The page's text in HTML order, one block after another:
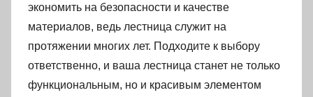
экономить на безопасности и качестве
материалов, ведь лестница служит на
протяжении многих лет. Подходите к выбору
ответственно, и ваша лестница станет не только
функциональным, но и красивым элементом